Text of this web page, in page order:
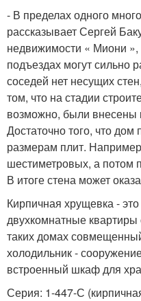
- В пределах одного
рассказывает Сергей
недвижимости « Миони
подъездах могут сильно
соседей нет несущих
том, что на стадии
возможно, были внесены
Достаточно того, что дом
размерам плит.
шестиметровых, а потом
В итоге стена может
Кирпичная хрущевка -
двухкомнатные
таких домах
холодильник -
встроенный шкаф для
Серия: 1-447-С